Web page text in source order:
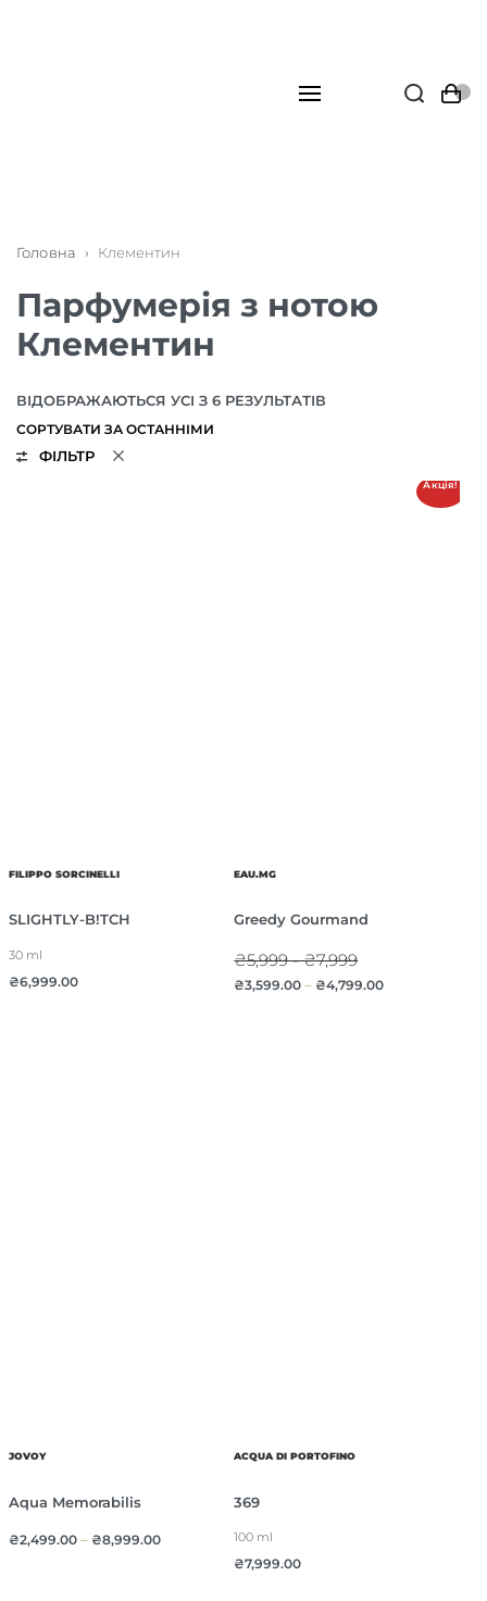
Головна › Клементин
Парфумерія з нотою
Клементин
ВІДОБРАЖАЮТЬСЯ УСІ З 6 РЕЗУЛЬТАТІВ
ФІЛЬТР
FILIPPO SORCINELLI
SLIGHTLY-B!TCH
30 ml
₴6,999.00
Акція!
EAU.MG
Greedy Gourmand
₴5,999 - ₴7,999
₴3,599.00 – ₴4,799.00
JOVOY
Aqua Memorabilis
₴2,499.00– ₴8,999.00
ACQUA DI PORTOFINO
369
100 ml
₴7,999.00